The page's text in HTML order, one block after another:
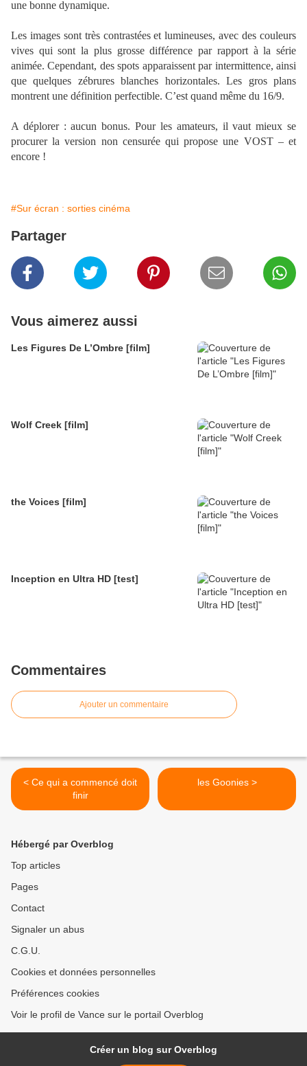
une bonne dynamique.
Les images sont très contrastées et lumineuses, avec des couleurs
vives qui sont la plus grosse différence par rapport à la série
animée. Cependant, des spots apparaissent par intermittence, ainsi
que quelques zébrures blanches horizontales. Les gros plans
montrent une définition perfectible. C’est quand même du 16/9.
A déplorer : aucun bonus. Pour les amateurs, il vaut mieux se
procurer la version non censurée qui propose une VOST – et
encore !
#Sur écran : sorties cinéma
Partager
Vous aimerez aussi
Les Figures De L’Ombre [film]
Wolf Creek [film]
the Voices [film]
Inception en Ultra HD [test]
Commentaires
Ajouter un commentaire
< Ce qui a commencé doit
finir
les Goonies >
Hébergé par Overblog
Top articles
Pages
Contact
Signaler un abus
C.G.U.
Cookies et données personnelles
Préférences cookies
Voir le profil de Vance sur le portail Overblog
Créer un blog sur Overblog